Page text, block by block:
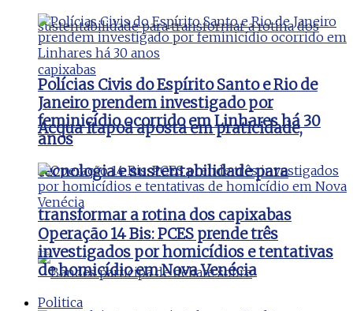
Acqua Itapoã aposta em praticidade,
tecnologia e sustentabilidade para
transformar a rotina dos capixabas
Polícias Civis do Espírito Santo e Rio de
Janeiro prendem investigado por
feminicídio ocorrido em Linhares há 30
anos
Operação 14 Bis: PCES prende três
investigados por homicídios e tentativas
de homicídio em Nova Venécia
Politica